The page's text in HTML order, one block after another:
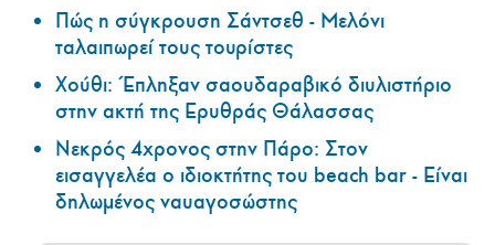
Πώς η σύγκρουση Σάντσεθ - Μελόνι
ταλαιπωρεί τους τουρίστες
Χούθι: Έπληξαν σαουδαραβικό διυλιστήριο
στην ακτή της Ερυθράς Θάλασσας
Νεκρός 4χρονος στην Πάρο: Στον
εισαγγελέα ο ιδιοκτήτης του beach bar - Είναι
δηλωμένος ναυαγοσώστης